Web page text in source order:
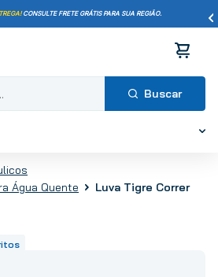
CONSULTE FRETE GRÁTIS PARA SUA REGIÃO.
Água Quente
Luva Tigre Correr